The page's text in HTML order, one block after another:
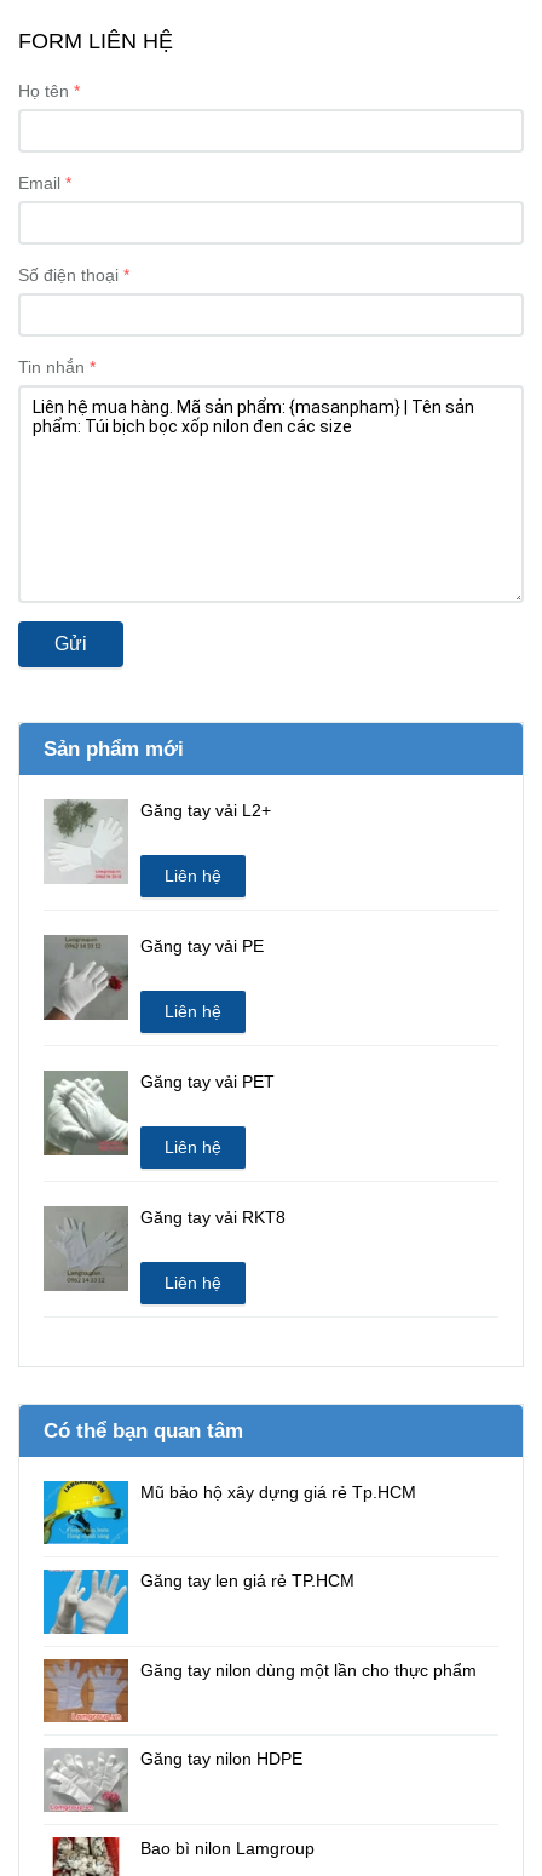
FORM LIÊN HỆ
Họ tên
Email
Số điện thoại
Tin nhắn
Gửi
Sản phẩm mới
Găng tay vải L2+
Liên hệ
Găng tay vải PE
Liên hệ
Găng tay vải PET
Liên hệ
Găng tay vải RKT8
Liên hệ
Có thể bạn quan tâm
Mũ bảo hộ xây dựng giá rẻ Tp.HCM
Găng tay len giá rẻ TP.HCM
Găng tay nilon dùng một lần cho thực phẩm
Găng tay nilon HDPE
Bao bì nilon Lamgroup